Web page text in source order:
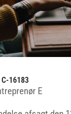
16183
E